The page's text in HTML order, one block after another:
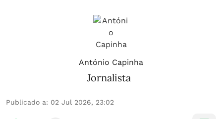
António Capinha
Jornalista
Publicado a: 02 Jul 2026, 23:02